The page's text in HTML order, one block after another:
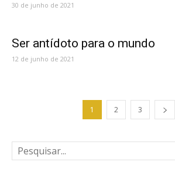
30 de junho de 2021
Ser antídoto para o mundo
12 de junho de 2021
1 2 3